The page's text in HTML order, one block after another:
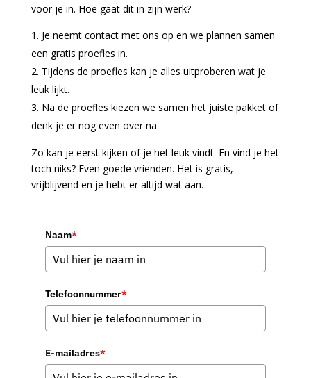
voor je in. Hoe gaat dit in zijn werk?
Je neemt contact met ons op en we plannen samen
een gratis proefles in.
Tijdens de proefles kan je alles uitproberen wat je
leuk lijkt.
Na de proefles kiezen we samen het juiste pakket of
denk je er nog even over na.
Zo kan je eerst kijken of je het leuk vindt. En vind je het
toch niks? Even goede vrienden. Het is gratis,
vrijblijvend en je hebt er altijd wat aan.
Naam*
Telefoonnummer*
E-mailadres*